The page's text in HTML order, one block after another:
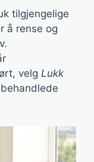
tilgjengelige
å rense og
velg Lukk